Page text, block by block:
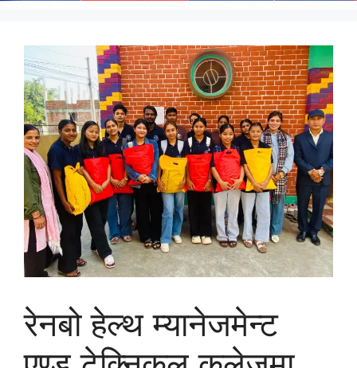
रेनबो हेल्थ म्यानेजमेन्ट